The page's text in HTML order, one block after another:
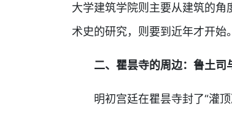
大学建筑学院则主要从建筑的
术史的研究，则要到近年才开始。
二、瞿昙寺的周边：鲁土司
明初宫廷在瞿昙寺封了“灌